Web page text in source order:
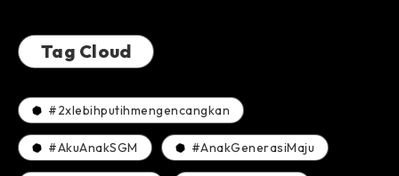
Tag Cloud
#2xlebihputihmengencangkan
#AkuAnakSGM #AnakGenerasiMaju